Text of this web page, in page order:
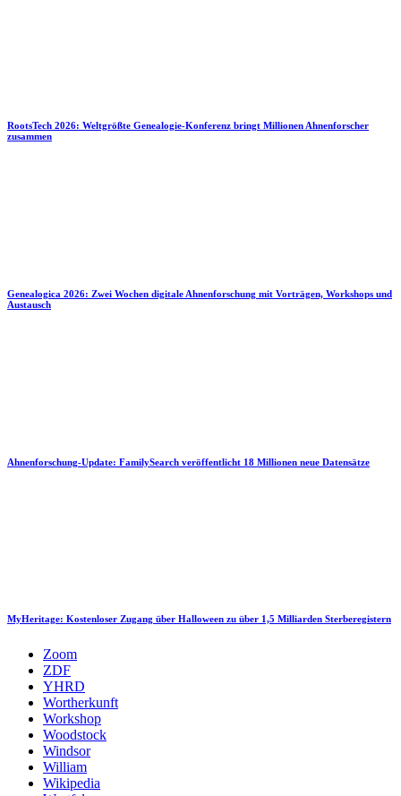
RootsTech 2026: Weltgrößte Genealogie-Konferenz bringt Millionen Ahnenforscher
zusammen
Genealogica 2026: Zwei Wochen digitale Ahnenforschung mit Vorträgen, Workshops und
Austausch
Ahnenforschung-Update: FamilySearch veröffentlicht 18 Millionen neue Datensätze
MyHeritage: Kostenloser Zugang über Halloween zu über 1,5 Milliarden Sterberegistern
Zoom
ZDF
YHRD
Wortherkunft
Workshop
Woodstock
Windsor
William
Wikipedia